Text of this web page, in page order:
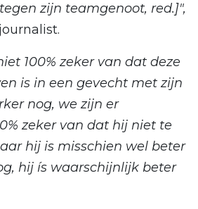
zijn teamgenoot, red.]",
100% zeker van dat deze
is in een gevecht met zijn
nog, we zijn er
zeker van dat hij niet te
hij is misschien wel beter
hij ís waarschijnlijk beter